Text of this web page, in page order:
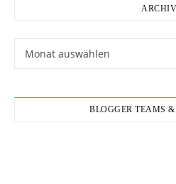
ARCHIV
BLOGGER TEAMS